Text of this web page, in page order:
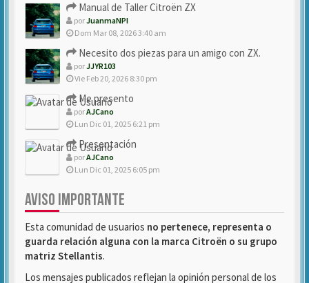
Manual de Taller Citroën ZX
porJuanmaNPI
Dom Mar 08, 2026 3:40 am
Necesito dos piezas para un amigo con ZX.
porJJYR103
Vie Feb 20, 2026 8:30 pm
Me presento
porAJCano
Lun Dic 01, 2025 6:21 pm
Presentación
porAJCano
Lun Dic 01, 2025 6:05 pm
AVISO IMPORTANTE
Esta comunidad de usuarios no pertenece, representa o
guarda relación alguna con la marca Citroën o su grupo
matriz Stellantis.
Los mensajes publicados reflejan la opinión personal de los